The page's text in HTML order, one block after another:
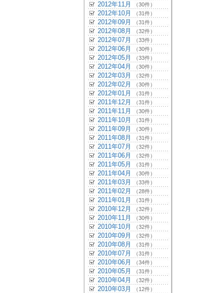
2012年11月 （30件）
2012年10月 （31件）
2012年09月 （31件）
2012年08月 （32件）
2012年07月 （33件）
2012年06月 （30件）
2012年05月 （33件）
2012年04月 （30件）
2012年03月 （32件）
2012年02月 （30件）
2012年01月 （31件）
2011年12月 （31件）
2011年11月 （30件）
2011年10月 （31件）
2011年09月 （30件）
2011年08月 （31件）
2011年07月 （32件）
2011年06月 （32件）
2011年05月 （31件）
2011年04月 （30件）
2011年03月 （33件）
2011年02月 （28件）
2011年01月 （31件）
2010年12月 （32件）
2010年11月 （30件）
2010年10月 （32件）
2010年09月 （32件）
2010年08月 （31件）
2010年07月 （31件）
2010年06月 （34件）
2010年05月 （31件）
2010年04月 （32件）
2010年03月 （12件）